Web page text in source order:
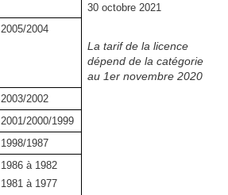
30 octobre 2021
2005/2004
La tarif de la licence
dépend de la catégorie
au 1er novembre 2020
2003/2002
2001/2000/1999
1998/1987
1986 à 1982
1981 à 1977